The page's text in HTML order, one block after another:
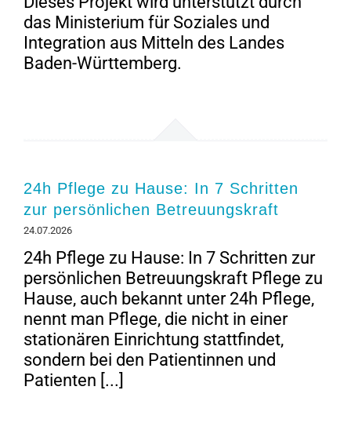
das Ministerium für Soziales und
Integration aus Mitteln des Landes
Baden-Württemberg.
24h Pflege zu Hause: In 7 Schritten
zur persönlichen Betreuungskraft
24.07.2026
24h Pflege zu Hause: In 7 Schritten zur
persönlichen Betreuungskraft Pflege zu
Hause, auch bekannt unter 24h Pflege,
nennt man Pflege, die nicht in einer
stationären Einrichtung stattfindet,
sondern bei den Patientinnen und
Patienten [...]